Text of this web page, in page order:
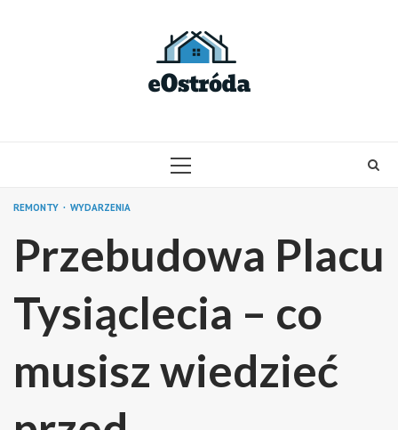
PRIMARY
REMONTY WYDARZENIA
Przebudowa Placu
Tysiąclecia – co
musisz wiedzieć